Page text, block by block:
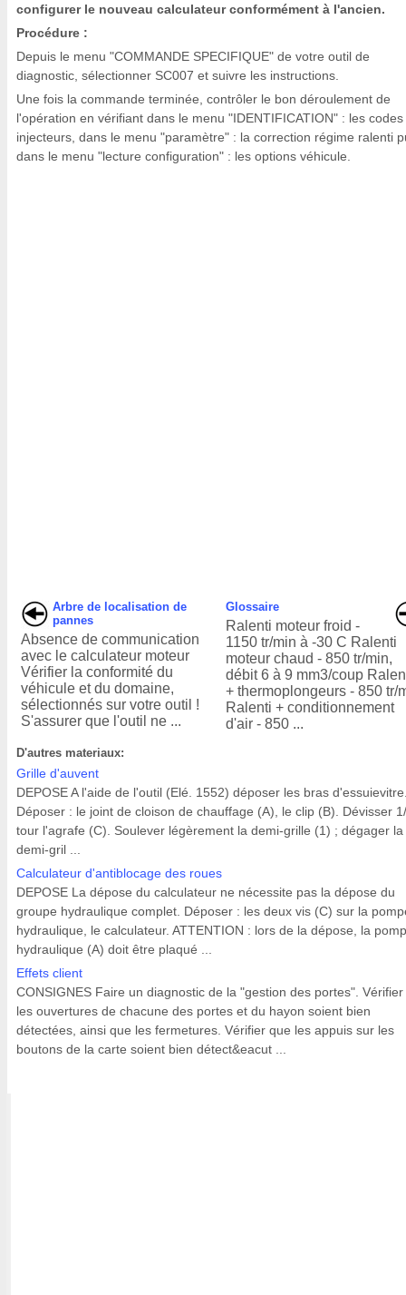
configurer le nouveau calculateur conformément à l'ancien.
Procédure :
Depuis le menu "COMMANDE SPECIFIQUE" de votre outil de
diagnostic, sélectionner SC007 et suivre les instructions.
Une fois la commande terminée, contrôler le bon déroulement de
l'opération en vérifiant dans le menu "IDENTIFICATION" : les codes
injecteurs, dans le menu "paramètre" : la correction régime ralenti
dans le menu "lecture configuration" : les options véhicule.
Arbre de localisation de
pannes
Absence de communication
avec le calculateur moteur
Vérifier la conformité du
véhicule et du domaine,
sélectionnés sur votre outil !
S'assurer que l'outil ne ...
Glossaire
Ralenti moteur froid -
1150 tr/min à -30 C Ralenti
moteur chaud - 850 tr/min,
débit 6 à 9 mm3/coup
+ thermoplongeurs - 850 tr/
Ralenti + conditionnement
d'air - 850 ...
D'autres materiaux:
Grille d'auvent
DEPOSE A l'aide de l'outil (Elé. 1552) déposer les bras
Déposer : le joint de cloison de chauffage (A), le clip (B). Dévisser
tour l'agrafe (C). Soulever légèrement la demi-grille (1) ; dégager la
demi-gril ...
Calculateur d'antiblocage des roues
DEPOSE La dépose du calculateur ne nécessite pas la dépose du
groupe hydraulique complet. Déposer : les deux vis (C) sur la
hydraulique, le calculateur. ATTENTION : lors de la dépose, la
hydraulique (A) doit être plaqué ...
Effets client
CONSIGNES Faire un diagnostic de la "gestion des portes".
les ouvertures de chacune des portes et du hayon soient bien
détectées, ainsi que les fermetures. Vérifier que les appuis sur les
boutons de la carte soient bien détect&eacut ...